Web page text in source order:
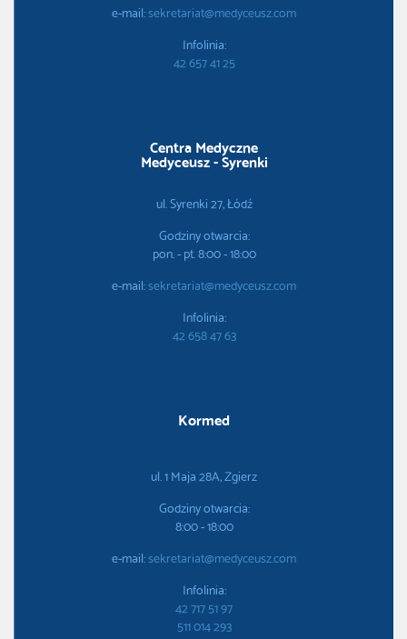
e-mail:sekretariat@medyceusz.com
Infolinia:
42 657 41 25
Centra Medyczne
Medyceusz - Syrenki
ul. Syrenki 27, Łódź
Godziny otwarcia:
pon. - pt. 8:00 - 18:00
e-mail:sekretariat@medyceusz.com
Infolinia:
42 658 47 63
Kormed
ul. 1 Maja 28A, Zgierz
Godziny otwarcia:
8:00 - 18:00
e-mail:sekretariat@medyceusz.com
Infolinia:
42 717 51 97
511 014 293